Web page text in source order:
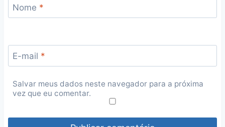
Nome *
E-mail *
Salvar meus dados neste navegador para a próxima
vez que eu comentar.